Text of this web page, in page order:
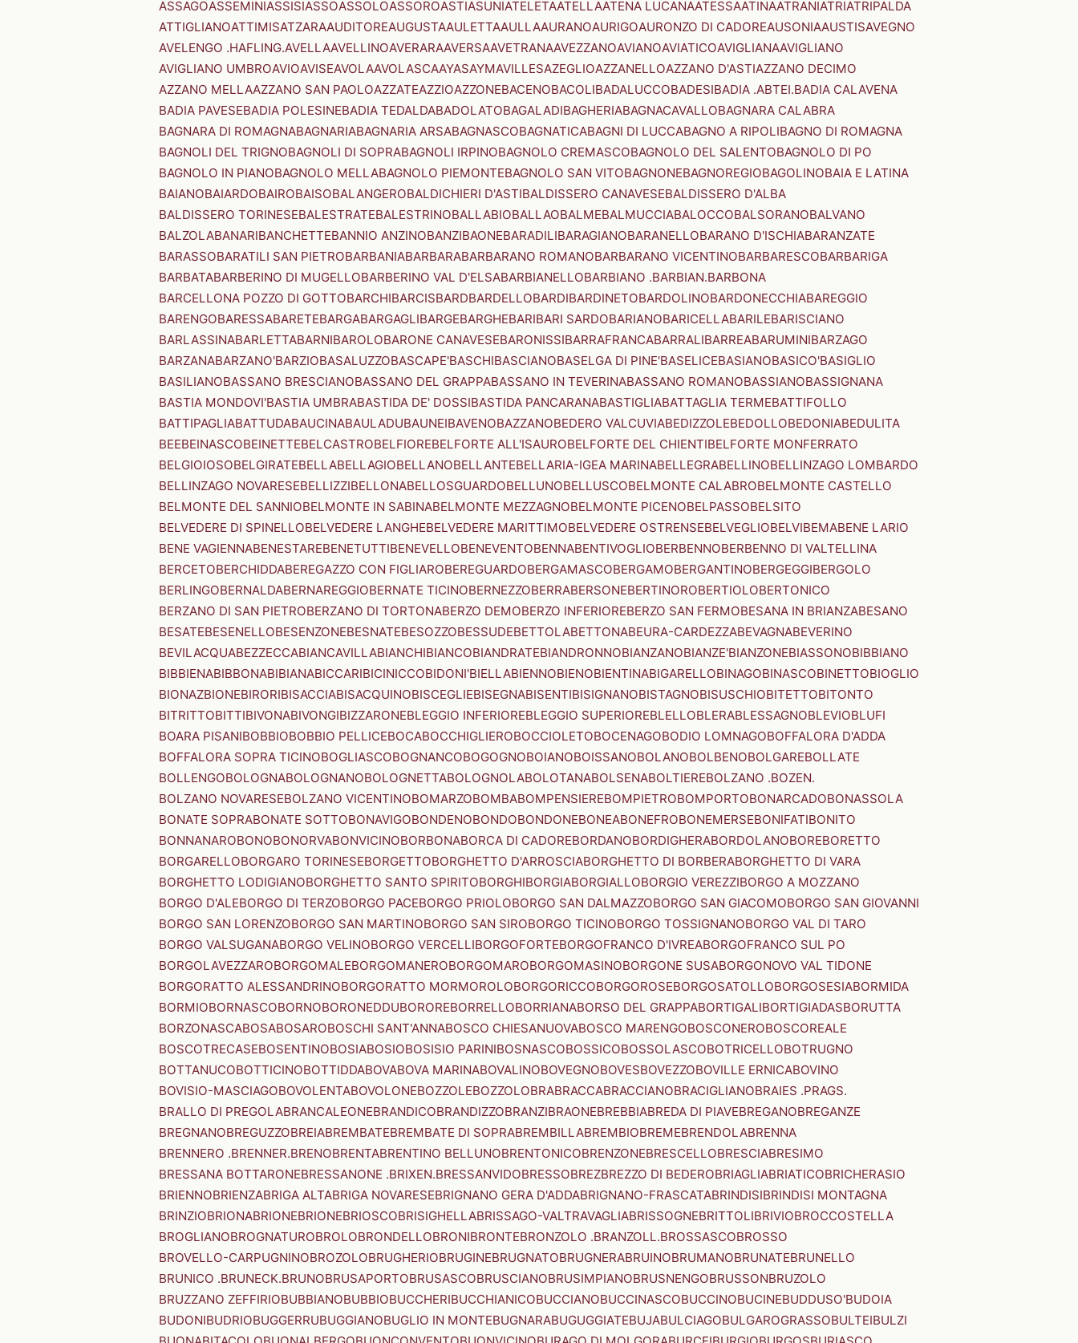
ASSAGOASSEMINIASSISIASSOASSOLOASSOROASTIASUNIATELETAATELLAATENA LUCANAATESSAATINAATRANIATRIATRIPALDA
ATTIGLIANOATTIMISATZARAAUDITOREAUGUSTAAULETTAAULLAAURANOAURIGOAURONZO DI CADOREAUSONIAAUSTISAVEGNO
AVELENGO .HAFLING.AVELLAAVELLINOAVERARAAVERSAAVETRANAAVEZZANOAVIANOAVIATICOAVIGLIANAAVIGLIANO
AVIGLIANO UMBROAVIOAVISEAVOLAAVOLASCAAYASAYMAVILLESAZEGLIOAZZANELLOAZZANO D'ASTIAZZANO DECIMO
AZZANO MELLAAZZANO SAN PAOLOAZZATEAZZIOAZZONEBACENOBACOLIBADALUCCOBADESIBADIA .ABTEI.BADIA CALAVENA
BADIA PAVESEBADIA POLESINEBADIA TEDALDABADOLATOBAGALADIBAGHERIABAGNACAVALLOBAGNARA CALABRA
BAGNARA DI ROMAGNABAGNARIABAGNARIA ARSABAGNASCOBAGNATICABAGNI DI LUCCABAGNO A RIPOLIBAGNO DI ROMAGNA
BAGNOLI DEL TRIGNOBAGNOLI DI SOPRABAGNOLI IRPINOBAGNOLO CREMASCOBAGNOLO DEL SALENTOBAGNOLO DI PO
BAGNOLO IN PIANOBAGNOLO MELLABAGNOLO PIEMONTEBAGNOLO SAN VITOBAGNONEBAGNOREGIOBAGOLINOBAIA E LATINA
BAIANOBAIARDOBAIROBAISOBALANGEROBALDICHIERI D'ASTIBALDISSERO CANAVESEBALDISSERO D'ALBA
BALDISSERO TORINESEBALESTRATEBALESTRINOBALLABIOBALLAOBALMEBALMUCCIABALOCCOBALSORANOBALVANO
BALZOLABANARIBANCHETTEBANNIO ANZINOBANZIBAONEBARADILIBARAGIANOBARANELLOBARANO D'ISCHIABARANZATE
BARASSOBARATILI SAN PIETROBARBANIABARBARABARBARANO ROMANOBARBARANO VICENTINOBARBARESCOBARBARIGA
BARBATABARBERINO DI MUGELLOBARBERINO VAL D'ELSABARBIANELLOBARBIANO .BARBIAN.BARBONA
BARCELLONA POZZO DI GOTTOBARCHIBARCISBARDBARDELLOBARDIBARDINETOBARDOLINOBARDONECCHIABAREGGIO
BARENGOBARESSABARETEBARGABARGAGLIBARGEBARGHEBARIBARI SARDOBARIANOBARICELLABARILEBARISCIANO
BARLASSINABARLETTABARNIBAROLOBARONE CANAVESEBARONISSIBARRAFRANCABARRALIBARREABARUMINIBARZAGO
BARZANABARZANO'BARZIOBASALUZZOBASCAPE'BASCHIBASCIANOBASELGA DI PINE'BASELICEBASIANOBASICO'BASIGLIO
BASILIANOBASSANO BRESCIANOBASSANO DEL GRAPPABASSANO IN TEVERINABASSANO ROMANOBASSIANOBASSIGNANA
BASTIA MONDOVI'BASTIA UMBRABASTIDA DE' DOSSIBASTIDA PANCARANABASTIGLIABATTAGLIA TERMEBATTIFOLLO
BATTIPAGLIABATTUDABAUCINABAULADUBAUNEIBAVENOBAZZANOBEDERO VALCUVIABEDIZZOLEBEDOLLOBEDONIABEDULITA
BEEBEINASCOBEINETTEBELCASTROBELFIOREBELFORTE ALL'ISAUROBELFORTE DEL CHIENTIBELFORTE MONFERRATO
BELGIOIOSOBELGIRATEBELLABELLAGIOBELLANOBELLANTEBELLARIA-IGEA MARINABELLEGRABELLINOBELLINZAGO LOMBARDO
BELLINZAGO NOVARESEBELLIZZIBELLONABELLOSGUARDOBELLUNOBELLUSCOBELMONTE CALABROBELMONTE CASTELLO
BELMONTE DEL SANNIOBELMONTE IN SABINABELMONTE MEZZAGNOBELMONTE PICENOBELPASSOBELSITO
BELVEDERE DI SPINELLOBELVEDERE LANGHEBELVEDERE MARITTIMOBELVEDERE OSTRENSEBELVEGLIOBELVIBEMABENE LARIO
BENE VAGIENNABENESTAREBENETUTTIBENEVELLOBENEVENTOBENNABENTIVOGLIOBERBENNOBERBENNO DI VALTELLINA
BERCETOBERCHIDDABEREGAZZO CON FIGLIAROBEREGUARDOBERGAMASCOBERGAMOBERGANTINOBERGEGGIBERGOLO
BERLINGOBERNALDABERNAREGGIOBERNATE TICINOBERNEZZOBERRABERSONEBERTINOROBERTIOLOBERTONICO
BERZANO DI SAN PIETROBERZANO DI TORTONABERZO DEMOBERZO INFERIOREBERZO SAN FERMOBESANA IN BRIANZABESANO
BESATEBESENELLOBESENZONEBESNATEBESOZZOBESSUDEBETTOLABETTONABEURA-CARDEZZABEVAGNABEVERINO
BEVILACQUABEZZECCABIANCAVILLABIANCHIBIANCOBIANDRATEBIANDRONNOBIANZANOBIANZE'BIANZONEBIASSONOBIBBIANO
BIBBIENABIBBONABIBIANABICCARIBICINICCOBIDONI'BIELLABIENNOBIENOBIENTINABIGARELLOBINAGOBINASCOBINETTOBIOGLIO
BIONAZBIONEBIRORIBISACCIABISACQUINOBISCEGLIEBISEGNABISENTIBISIGNANOBISTAGNOBISUSCHIOBITETTOBITONTO
BITRITTOBITTIBIVONABIVONGIBIZZARONEBLEGGIO INFERIOREBLEGGIO SUPERIOREBLELLOBLERABLESSAGNOBLEVIOBLUFI
BOARA PISANIBOBBIOBOBBIO PELLICEBOCABOCCHIGLIEROBOCCIOLETOBOCENAGOBODIO LOMNAGOBOFFALORA D'ADDA
BOFFALORA SOPRA TICINOBOGLIASCOBOGNANCOBOGOGNOBOIANOBOISSANOBOLANOBOLBENOBOLGAREBOLLATE
BOLLENGOBOLOGNABOLOGNANOBOLOGNETTABOLOGNOLABOLOTANABOLSENABOLTIEREBOLZANO .BOZEN.
BOLZANO NOVARESEBOLZANO VICENTINOBOMARZOBOMBABOMPENSIEREBOMPIETROBOMPORTOBONARCADOBONASSOLA
BONATE SOPRABONATE SOTTOBONAVIGOBONDENOBONDOBONDONEBONEABONEFROBONEMERSEBONIFATIBONITO
BONNANAROBONOBONORVABONVICINOBORBONABORCA DI CADOREBORDANOBORDIGHERABORDOLANOBOREBORETTO
BORGARELLOBORGARO TORINESEBORGETTOBORGHETTO D'ARROSCIABORGHETTO DI BORBERABORGHETTO DI VARA
BORGHETTO LODIGIANOBORGHETTO SANTO SPIRITOBORGHIBORGIABORGIALLOBORGIO VEREZZIBORGO A MOZZANO
BORGO D'ALEBORGO DI TERZOBORGO PACEBORGO PRIOLOBORGO SAN DALMAZZOBORGO SAN GIACOMOBORGO SAN GIOVANNI
BORGO SAN LORENZOBORGO SAN MARTINOBORGO SAN SIROBORGO TICINOBORGO TOSSIGNANOBORGO VAL DI TARO
BORGO VALSUGANABORGO VELINOBORGO VERCELLIBORGOFORTEBORGOFRANCO D'IVREABORGOFRANCO SUL PO
BORGOLAVEZZAROBORGOMALEBORGOMANEROBORGOMAROBORGOMASINOBORGONE SUSABORGONOVO VAL TIDONE
BORGORATTO ALESSANDRINOBORGORATTO MORMOROLOBORGORICCOBORGOROSEBORGOSATOLLOBORGOSESIABORMIDA
BORMIOBORNASCOBORNOBORONEDDUBOROREBORRELLOBORRIANABORSO DEL GRAPPABORTIGALIBORTIGIADASBORUTTA
BORZONASCABOSABOSAROBOSCHI SANT'ANNABOSCO CHIESANUOVABOSCO MARENGOBOSCONEROBOSCOREALE
BOSCOTRECASEBOSENTINOBOSIABOSIOBOSISIO PARINIBOSNASCOBOSSICOBOSSOLASCOBOTRICELLOBOTRUGNO
BOTTANUCOBOTTICINOBOTTIDDABOVABOVA MARINABOVALINOBOVEGNOBOVESBOVEZZOBOVILLE ERNICABOVINO
BOVISIO-MASCIAGOBOVOLENTABOVOLONEBOZZOLEBOZZOLOBRABRACCABRACCIANOBRACIGLIANOBRAIES .PRAGS.
BRALLO DI PREGOLABRANCALEONEBRANDICOBRANDIZZOBRANZIBRAONEBREBBIABREDA DI PIAVEBREGANOBREGANZE
BREGNANOBREGUZZOBREIABREMBATEBREMBATE DI SOPRABREMBILLABREMBIOBREMEBRENDOLABRENNA
BRENNERO .BRENNER.BRENOBRENTABRENTINO BELLUNOBRENTONICOBRENZONEBRESCELLOBRESCIABRESIMO
BRESSANA BOTTARONEBRESSANONE .BRIXEN.BRESSANVIDOBRESSOBREZBREZZO DI BEDEROBRIAGLIABRIATICOBRICHERASIO
BRIENNOBRIENZABRIGA ALTABRIGA NOVARESEBRIGNANO GERA D'ADDABRIGNANO-FRASCATABRINDISIBRINDISI MONTAGNA
BRINZIOBRIONABRIONEBRIONEBRIOSCOBRISIGHELLABRISSAGO-VALTRAVAGLIABRISSOGNEBRITTOLIBRIVIOBROCCOSTELLA
BROGLIANOBROGNATUROBROLOBRONDELLOBRONIBRONTEBRONZOLO .BRANZOLL.BROSSASCOBROSSO
BROVELLO-CARPUGNINOBROZOLOBRUGHERIOBRUGINEBRUGNATOBRUGNERABRUINOBRUMANOBRUNATEBRUNELLO
BRUNICO .BRUNECK.BRUNOBRUSAPORTOBRUSASCOBRUSCIANOBRUSIMPIANOBRUSNENGOBRUSSONBRUZOLO
BRUZZANO ZEFFIRIOBUBBIANOBUBBIOBUCCHERIBUCCHIANICOBUCCIANOBUCCINASCOBUCCINOBUCINEBUDDUSO'BUDOIA
BUDONIBUDRIOBUGGERRUBUGGIANOBUGLIO IN MONTEBUGNARABUGUGGIATEBUJABULCIAGOBULGAROGRASSOBULTEIBULZI